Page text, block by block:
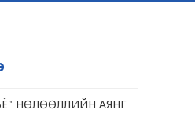
НӨЛӨӨЛЛИЙН АЯНГ